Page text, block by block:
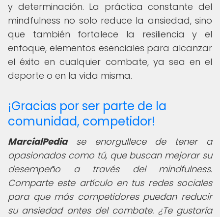
y determinación. La práctica constante del
mindfulness no solo reduce la ansiedad, sino
que también fortalece la resiliencia y el
enfoque, elementos esenciales para alcanzar
el éxito en cualquier combate, ya sea en el
deporte o en la vida misma.
¡Gracias por ser parte de la
comunidad, competidor!
MarcialPediase enorgullece de tener a
apasionados como tú, que buscan mejorar su
desempeño a través del mindfulness.
Comparte este artículo en tus redes sociales
para que más competidores puedan reducir
su ansiedad antes del combate. ¿Te gustaría